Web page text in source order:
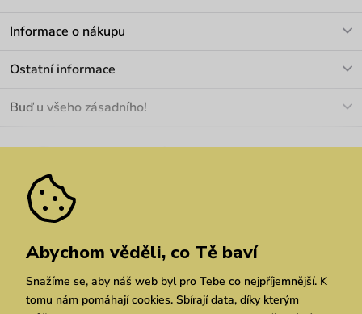
Informace o nákupu
Materiály a údržba
Pozáruční opravy
Ostatní informace
Velkoobchod
We Care
Dárkové poukazy
Vuchlook
Prodejny
Praha Brno Chrudim
Buď u všeho zásadního!
Zásady ochrany osobních údajů
Abychom věděli, co Tě baví
Snažíme se, aby náš web byl pro Tebe co nejpříjemnější. K
tomu nám pomáhají cookies. Sbírají data, díky kterým